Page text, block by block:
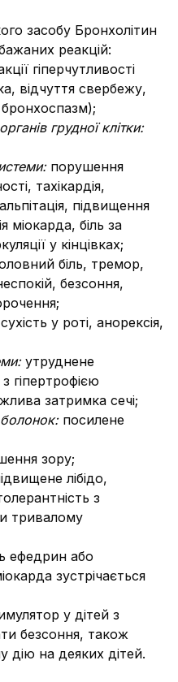
засобу Бронхолітин
реакцій:
гіперчутливості
відчуття свербежу,
грудної клітки:
порушення
тахікардія,
підвищення
міокарда, біль за
у кінцівках;
біль, тремор,
безсоння,
сухість у роті, анорексія,
утруднене
гіпертрофією
затримка сечі;
посилене
зору;
лібідо,
з
тривалому
ефедрин або
зустрічається
у дітей з
безсоння, також
дію на деяких дітей.